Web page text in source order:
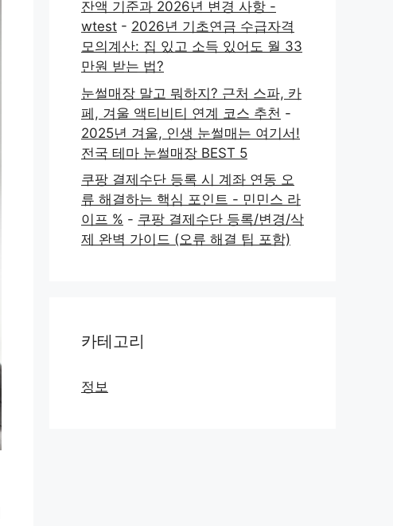
잔액 기준과 2026년 변경 사항 -
wtest - 2026년 기초연금 수급자격
모의계산: 집 있고 소득 있어도 월 33
만원 받는 법?
눈썰매장 말고 뭐하지? 근처 스파, 카
페, 겨울 액티비티 연계 코스 추천 -
2025년 겨울, 인생 눈썰매는 여기서!
전국 테마 눈썰매장 BEST 5
쿠팡 결제수단 등록 시 계좌 연동 오
류 해결하는 핵심 포인트 - 민민스 라
이프 % - 쿠팡 결제수단 등록/변경/삭
제 완벽 가이드 (오류 해결 팁 포함)
카테고리
정보